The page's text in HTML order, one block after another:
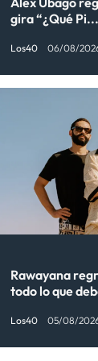
gira “¿Qué Pi...
Los40 06/08/
Rawayana
todo lo que
Los40 05/08/